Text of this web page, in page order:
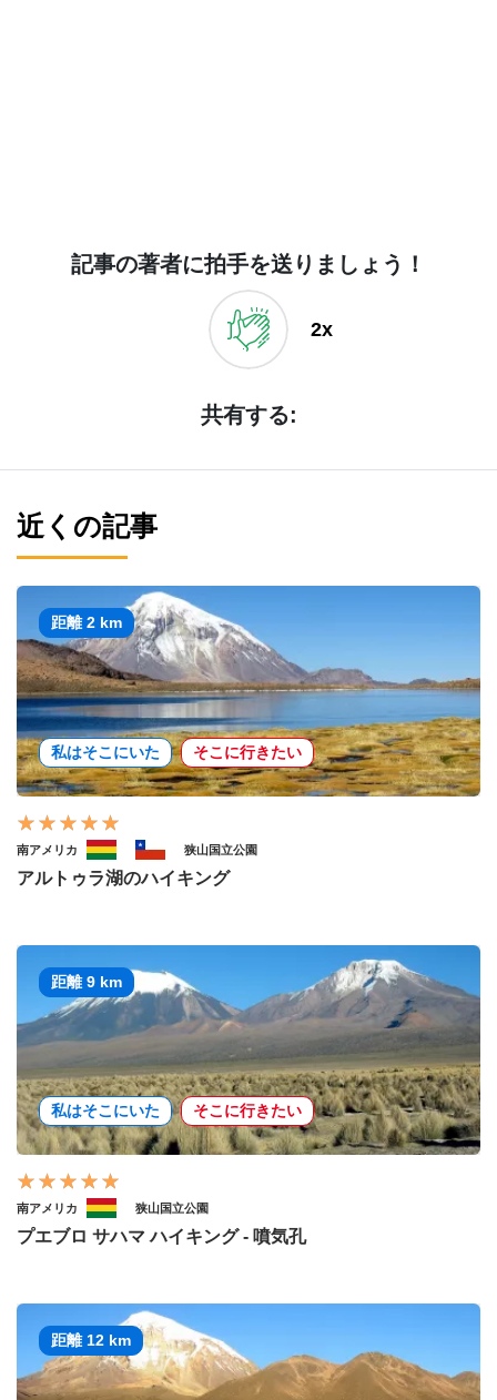
記事の著者に拍手を送りましょう！
2x
共有する:
近くの記事
距離 2 km
私はそこにいた そこに行きたい
南アメリカ 狭山国立公園
アルトゥラ湖のハイキング
距離 9 km
私はそこにいた そこに行きたい
南アメリカ 狭山国立公園
プエブロ サハマ ハイキング - 噴気孔
距離 12 km